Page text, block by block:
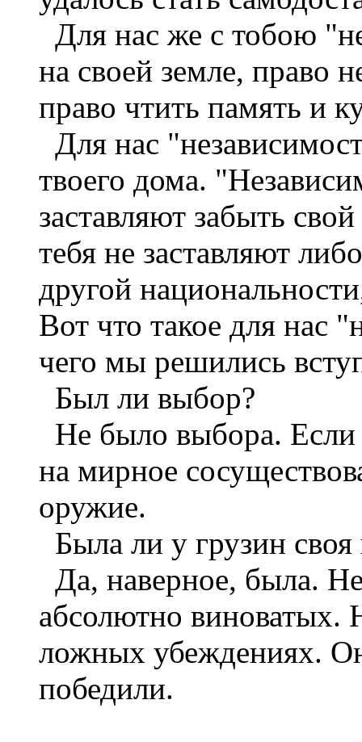
Для нас же с тобою
на своей земле, право
право чтить память и
Для нас
твоего дома.
заставляют забыть
тебя не заставляют
другой
Вот что такое для нас
чего мы решились
Был ли выбор?
Не было выбора.
на мирное
оружие.
Была ли у грузин своя
Да, наверное, была.
абсолютно виноватых.
ложных убеждениях.
победили.